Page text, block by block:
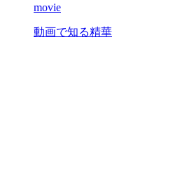
movie
動画で知る精華